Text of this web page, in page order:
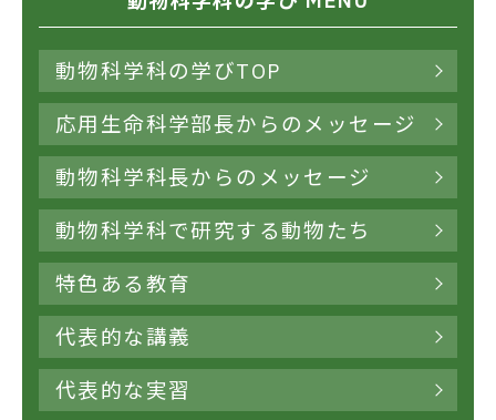
動物科学科の学びTOP
応用生命科学部長からのメッセージ
動物科学科長からのメッセージ
動物科学科で研究する動物たち
特色ある教育
代表的な講義
代表的な実習